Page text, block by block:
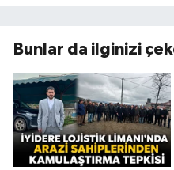
Bunlar da ilginizi